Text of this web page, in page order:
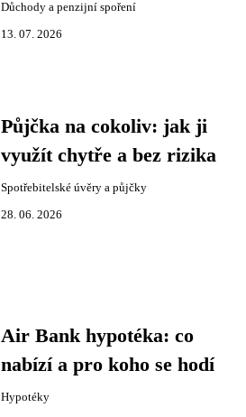
Důchody a penzijní spoření
13. 07. 2026
Půjčka na cokoliv: jak ji
využít chytře a bez rizika
Spotřebitelské úvěry a půjčky
28. 06. 2026
Air Bank hypotéka: co
nabízí a pro koho se hodí
Hypotéky